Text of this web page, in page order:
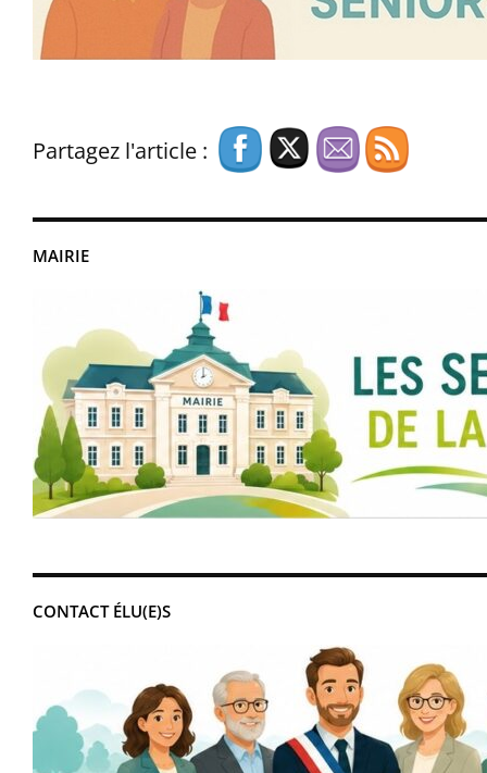
MAIRIE
CONTACT ÉLU(E)S
Partagez l'article :